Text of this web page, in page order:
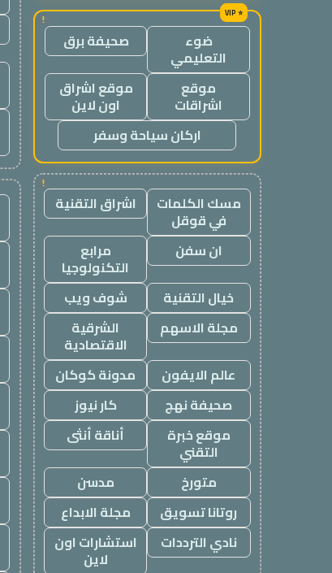
!
ضوء
التعليمي
صحيفة برق
موقع
اشراقات
موقع اشراق
اون لاين
اركان سياحة وسفر
!
مسك الكلمات
في قوقل
اشراق التقنية
ان سفن
مرابع
التكنولوجيا
خيال التقنية
شوف ويب
مجلة الاسهم
الشرقية
الاقتصادية
عالم الايفون
مدونة كوكان
صحيفة نهج
كار نيوز
موقع خبرة
التقني
أناقة أنثى
متورخ
مدسن
روتانا تسويق
مجلة الابداع
نادي الترددات
استشارات اون
لاين